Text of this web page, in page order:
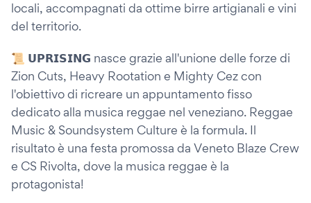
locali, accompagnati da ottime birre artigianali e vini
del territorio.
📜 𝗨𝗣𝗥𝗜𝗦𝗜𝗡𝗚 nasce grazie all'unione delle forze di
Zion Cuts, Heavy Rootation e Mighty Cez con
l'obiettivo di ricreare un appuntamento fisso
dedicato alla musica reggae nel veneziano. Reggae
Music & Soundsystem Culture è la formula. Il
risultato è una festa promossa da Veneto Blaze Crew
e CS Rivolta, dove la musica reggae è la
protagonista!